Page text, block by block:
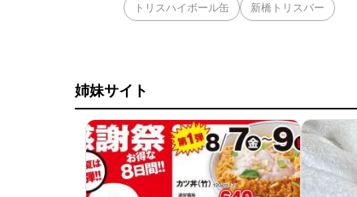
トリスハイボール缶 新橋トリスバー
姉妹サイト